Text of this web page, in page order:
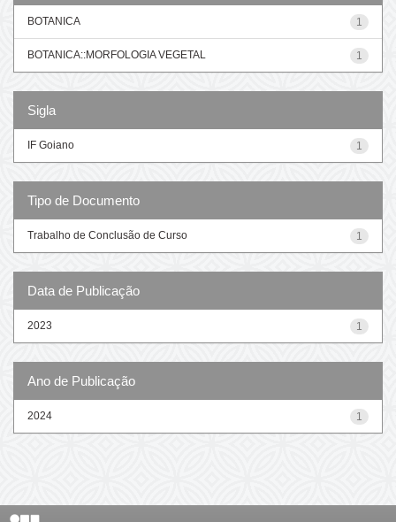
1
BOTANICA
1
BOTANICA::MORFOLOGIA VEGETAL
Sigla
1
IF Goiano
Tipo de Documento
1
Trabalho de Conclusão de Curso
Data de Publicação
1
2023
Ano de Publicação
1
2024